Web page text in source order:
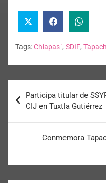
Tags:Chiapas ', SDIF,
Participa titular de
CIJ en Tuxtla Gutiérrez
Conmemora